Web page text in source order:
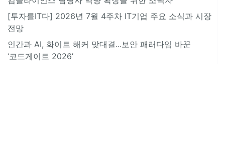
[투자를IT다] 2026년 7월 4주차 IT기업 주요 소식과 시장
전망
인간과 AI, 화이트 해커 맞대결...보안 패러다임 바꾼
‘코드게이트 2026’